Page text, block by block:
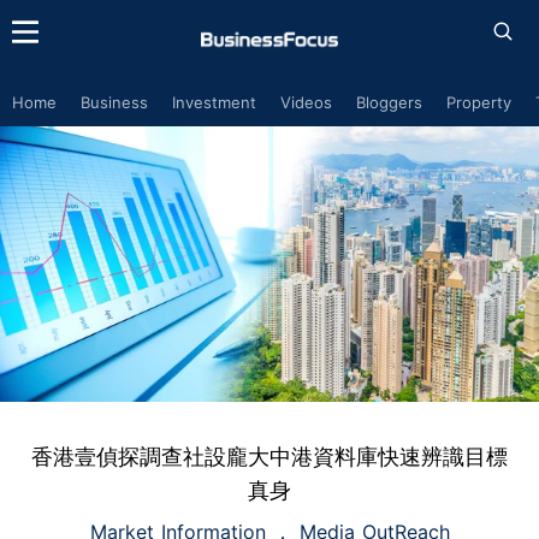
Home Business Investment Videos Bloggers Property
香港壹偵探調查社設龐大中港資料庫快速辨識目標
真身
Market Information Media OutReach